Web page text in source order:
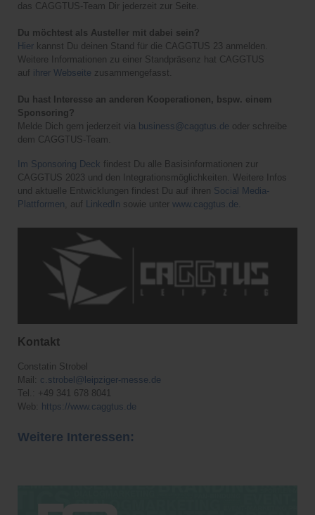
das CAGGTUS-Team Dir jederzeit zur Seite.
Du möchtest als Austeller mit dabei sein?
Hier kannst Du deinen Stand für die CAGGTUS 23 anmelden.
Weitere Informationen zu einer Standpräsenz hat CAGGTUS
auf ihrer Webseite zusammengefasst.
Du hast Interesse an anderen Kooperationen, bspw. einem
Sponsoring?
Melde Dich gern jederzeit via business@caggtus.de oder schreibe
dem CAGGTUS-Team.
Im Sponsoring Deck findest Du alle Basisinformationen zur
CAGGTUS 2023 und den Integrationsmöglichkeiten. Weitere Infos
und aktuelle Entwicklungen findest Du auf ihren Social Media-
Plattformen , auf LinkedIn sowie unter www.caggtus.de.
Kontakt
Constatin Strobel
Mail: c.strobel@leipziger-messe.de
Tel.: +49 341 678 8041
Web: https://www.caggtus.de
Weitere Interessen: